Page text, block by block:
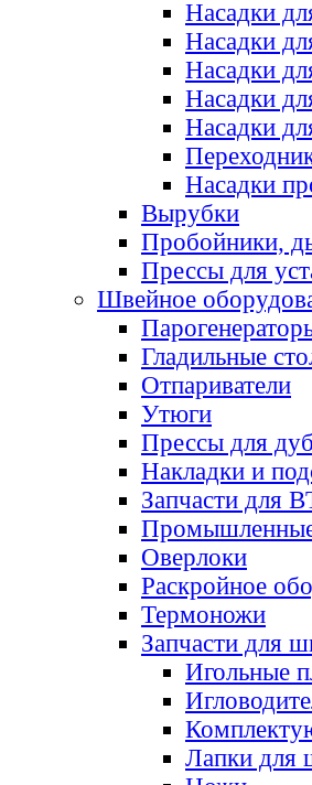
Насадки
Насадки
Насадки
Насадки
Насадки
Насадки
Вырубки
Пробойники,
Прессы для
Швейное
Гладильные
Отпариватели
Утюги
Прессы для
Накладки и
Запчасти для
Оверлоки
Раскройное
Термоножи
Запчасти для
Игольные
Лапки для